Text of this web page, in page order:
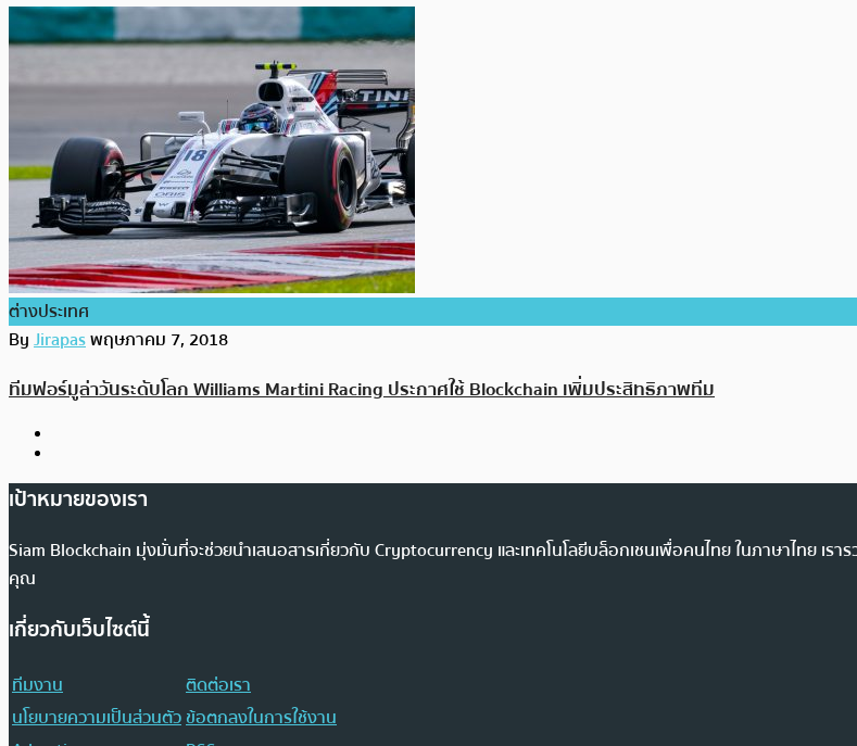
ต่างประเทศ
ByJirapasพฤษภาคม 7, 2018
ทีมฟอร์มูล่าวันระดับโลก Williams Martini Racing ประกาศใช้ Blockchain เพิ่มประสิทธิภาพทีม
เป้าหมายของเรา
Siam Blockchain มุ่งมั่นที่จะช่วยนำเสนอสารเกี่ยวกับ Cryptocurrency และเทคโนโลยีบล็อกเชนเพื่อคนไทย ในภาษาไทย เ
คุณ
เกี่ยวกับเว็บไซต์นี้
ทีมงาน
ติดต่อเรา
นโยบายความเป็นส่วนตัวข้อตกลงในการใช้งาน